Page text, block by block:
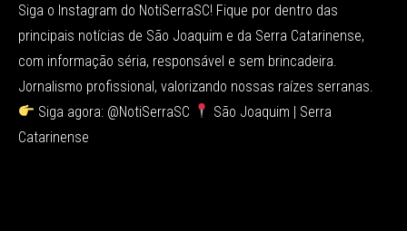
Siga o Instagram do NotiSerraSC! Fique por dentro das
principais notícias de São Joaquim e da Serra Catarinense,
com informação séria, responsável e sem brincadeira.
Jornalismo profissional, valorizando nossas raízes serranas.
Siga agora: @NotiSerraSC
São Joaquim | Serra
Catarinense